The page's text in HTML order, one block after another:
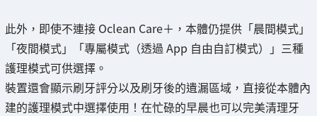
此外，即使不連接 Oclean Care＋，本體仍提供「晨間模式」
「夜間模式」「專屬模式（透過 App 自由自訂模式）」三種
護理模式可供選擇。
裝置還會顯示刷牙評分以及刷牙後的遺漏區域，直接從本體內
建的護理模式中選擇使用！在忙碌的早晨也可以完美清理牙